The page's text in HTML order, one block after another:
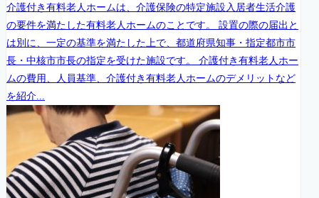
介護付き有料老人ホームは、介護保険の特定施設入居者生活介護
の要件を満たした有料老人ホームのことです。 設置の際の届出と
は別に、一定の基準を満たした上で、都道府県知事・指定都市市
長・中核市市長の指定を受けた施設です。 介護付き有料老人ホー
ムの費用、人員基準、介護付き有料老人ホームのデメリットなど
を紹介...